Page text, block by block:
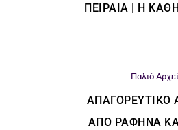
ΠΕΙΡΑΙΆ | Η
Παλιό
ΑΠΑΓΟΡΕΥΤΙΚΌ
ΑΠΌ ΡΑΦΉΝΑ